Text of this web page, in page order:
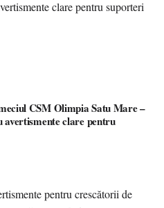
CSM Olimpia Satu Mare –
clare pentru